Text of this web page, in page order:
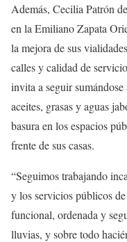
Además, Cecilia Patrón
en la Emiliano Zapata
la mejora de sus
calles y calidad de
invita a seguir
aceites, grasas y aguas
basura en los espacios
frente de sus casas.
“Seguimos trabajando
y los servicios públicos
funcional, ordenada y
lluvias, y sobre todo